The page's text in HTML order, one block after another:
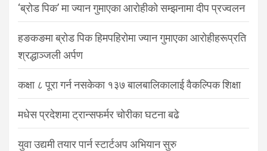
‘ब्रोड पिक’ मा ज्यान गुमाएका आरोहीको सम्झनामा दीप प्रज्वलन
हङकङमा ब्रोड पिक हिमपहिरोमा ज्यान गुमाएका आरोहीहरूप्रति
श्रद्धाञ्जली अर्पण
कक्षा ८ पूरा गर्न नसकेका १३७ बालबालिकालाई वैकल्पिक शिक्षा
मधेस प्रदेशमा ट्रान्सफर्मर चोरीका घटना बढे
युवा उद्यमी तयार पार्न स्टार्टअप अभियान सुरु